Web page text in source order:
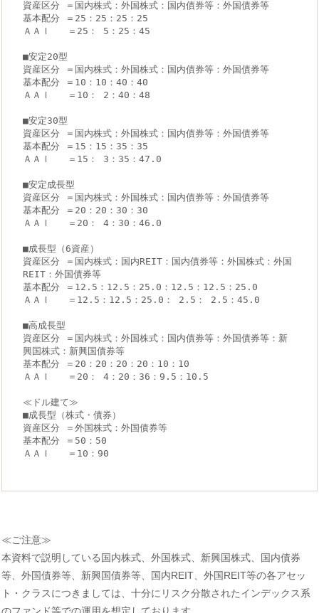
資産区分 ＝国内株式：外国株式：国内債券等：外国債券等
基本配分 ＝25：25：25：25
ＡＡＩ   ＝25： 5：25：45
■安定20型
資産区分 ＝国内株式：外国株式：国内債券等：外国債券等
基本配分 ＝10：10：40：40
ＡＡＩ   ＝10： 2：40：48
■安定30型
資産区分 ＝国内株式：外国株式：国内債券等：外国債券等
基本配分 ＝15：15：35：35
ＡＡＩ   ＝15： 3：35：47.0
■安定成長型
資産区分 ＝国内株式：外国株式：国内債券等：外国債券等
基本配分 ＝20：20：30：30
ＡＡＩ   ＝20： 4：30：46.0
■成長型（6資産）
資産区分 ＝国内株式：国内REIT：国内債券等：外国株式：外国
REIT：外国債券等
基本配分 ＝12.5：12.5：25.0：12.5：12.5：25.0
ＡＡＩ   ＝12.5：12.5：25.0： 2.5： 2.5：45.0
■高成長型
資産区分 ＝国内株式：外国株式：国内債券等：外国債券等：新
興国株式：新興国債券等
基本配分 ＝20：20：20：20：10：10
ＡＡＩ   ＝20： 4：20：36：9.5：10.5
≪ドル建て≫
■成長型（株式・債券）
資産区分 ＝外国株式：外国債券等
基本配分 ＝50：50
ＡＡＩ   ＝10：90
≪ご注意≫
本資料で説明している国内株式、外国株式、新興国株式、国内債券
等、外国債券等、新興国債券等、国内REIT、外国REIT等の各アセッ
ト・クラスにつきましては、十分にリスク分散されたインデックス系
のファンド等での運用を想定しております。